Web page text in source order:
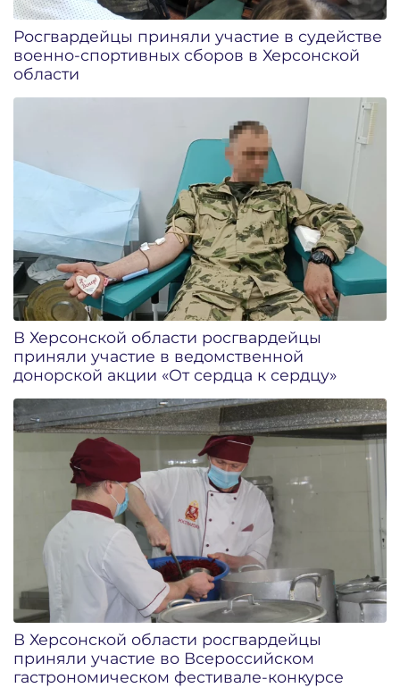
Росгвардейцы приняли участие в судействе
военно-спортивных сборов в Херсонской
области
В Херсонской области росгвардейцы
приняли участие в ведомственной
донорской акции «От сердца к сердцу»
В Херсонской области росгвардейцы
приняли участие во Всероссийском
гастрономическом фестивале-конкурсе